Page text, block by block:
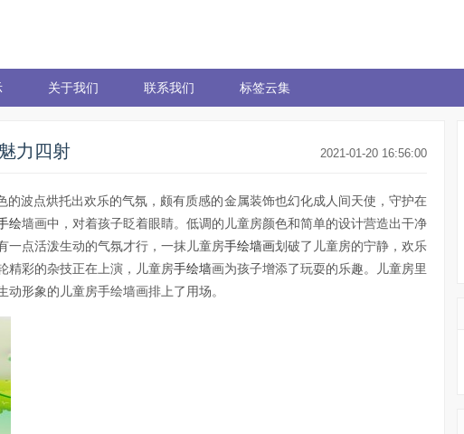
关于我们 联系我们 标签云集
2021-01-20 16:56:00
力四射
的波点烘托出欢乐的气氛，颇有质感的金属装饰也幻化成人间天使，守护在
绘墙画中，对着孩子眨着眼睛。低调的儿童房颜色和简单的设计营造出干净
一点活泼生动的气氛才行，一抹儿童房手绘墙画划破了儿童房的宁静，欢乐
精彩的杂技正在上演，儿童房手绘墙画为孩子增添了玩耍的乐趣。儿童房里
形象的儿童房手绘墙画排上了用场。